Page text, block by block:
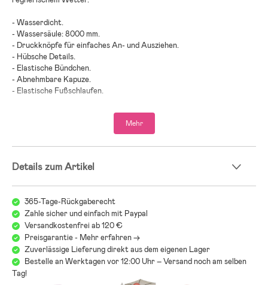
- Wasserdicht.
- Wassersäule: 8000 mm.
- Druckknöpfe für einfaches An- und Ausziehen.
- Hübsche Details.
- Elastische Bündchen.
- Abnehmbare Kapuze.
- Elastische Fußschlaufen.
- Das Produkt ist OEKO-TEX®-100-zertifiziert, was sicherstellt, dass
es frei von schädlichen Chemikalien ist.
- 100 % PU.
Mehr
Details zum Artikel
365-Tage-Rückgaberecht
Zahle sicher und einfach mit Paypal
Versandkostenfrei ab 120 €
Preisgarantie - Mehr erfahren ->
Zuverlässige Lieferung direkt aus dem eigenen Lager
Bestelle an Werktagen vor 12:00 Uhr – Versand noch am selben
Tag!